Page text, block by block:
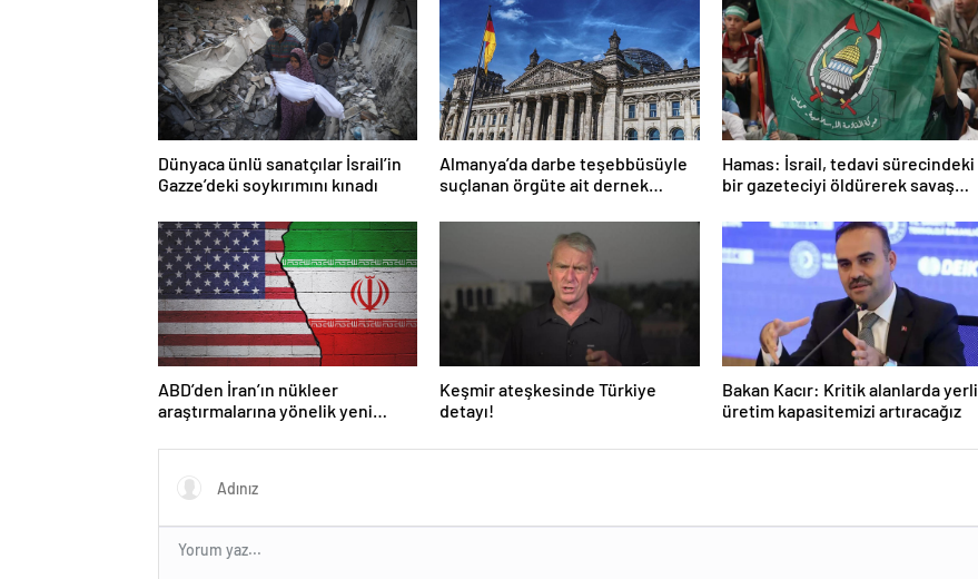
Dünyaca ünlü sanatçılar İsrail’in
Gazze’deki soykırımını kınadı
Almanya’da darbe teşebbüsüyle
suçlanan örgüte ait dernek
Hamas: İsrail, tedavi sürecindeki
bir gazeteciyi öldürerek savaş
ABD’den İran’ın nükleer
araştırmalarına yönelik yeni
Keşmir ateşkesinde Türkiye
detayı!
Bakan Kacır: Kritik alanlarda yerli
üretim kapasitemizi artıracağız